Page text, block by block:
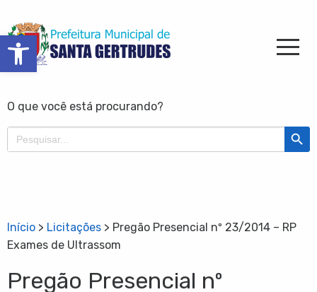
Barra de Ferramentas Aberta
O que você está procurando?
Search
for:
Search
Início > Licitações > Pregão Presencial nº 23/2014 – RP
Exames de Ultrassom
Pregão Presencial nº